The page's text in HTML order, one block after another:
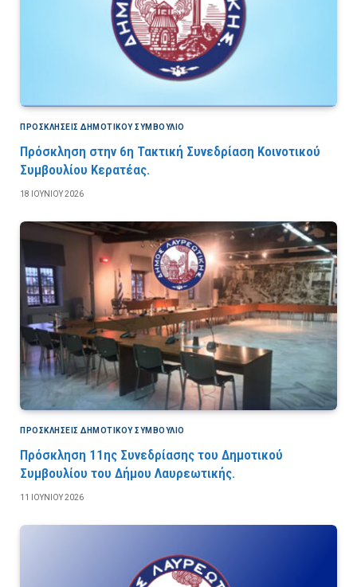
ΠΡΟΣΚΛΉΣΕΙΣ ΔΗΜΟΤΙΚΟΎ ΣΥΜΒΟΎΛΙΟ
Πρόσκληση στην 6η Τακτική Συνεδρίαση Κοινοτικού
Συμβουλίου Κερατέας.
18 ΙΟΥΝΊΟΥ 2026
ΠΡΟΣΚΛΉΣΕΙΣ ΔΗΜΟΤΙΚΟΎ ΣΥΜΒΟΎΛΙΟ
Πρόσκληση 11ης Συνεδρίασης του Δημοτικού
Συμβουλίου του Δήμου Λαυρεωτικής.
11 ΙΟΥΝΊΟΥ 2026